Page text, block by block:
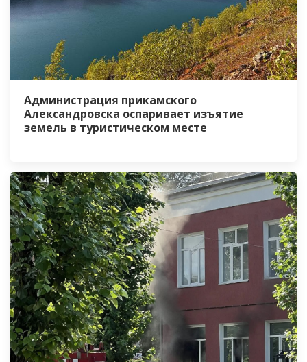
Администрация прикамского
Александровска оспаривает изъятие
земель в туристическом месте